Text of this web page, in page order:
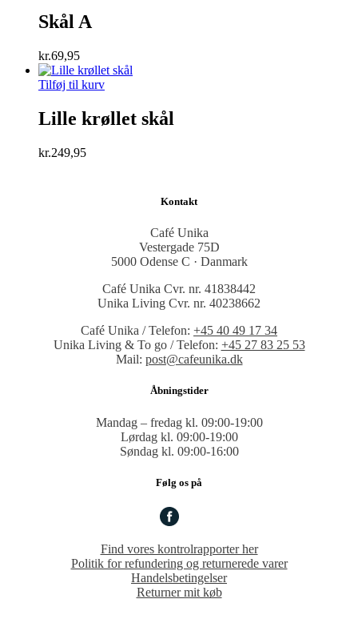
Skål A
kr.69,95
Tilføj til kurv
Lille krøllet skål
kr.249,95
Kontakt
Café Unika
Vestergade 75D
5000 Odense C · Danmark
Café Unika Cvr. nr. 41838442
Unika Living Cvr. nr. 40238662
Café Unika / Telefon: +45 40 49 17 34
Unika Living & To go / Telefon: +45 27 83 25 53
Mail: post@cafeunika.dk
Åbningstider
Mandag – fredag kl. 09:00-19:00
Lørdag kl. 09:00-19:00
Søndag kl. 09:00-16:00
Følg os på
Find vores kontrolrapporter her
Politik for refundering og returnerede varer
Handelsbetingelser
Returner mit køb